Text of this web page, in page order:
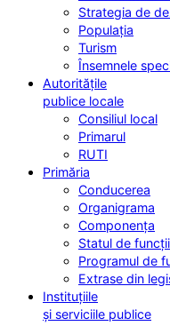
Strategia de
Populația
Turism
Însemnele
Autoritățile
publice locale
Consiliul local
Primarul
RUTI
Primăria
Conducerea
Organigrama
Componența
Statul de funcții
Programul de
Extrase din
Instituțiile
și serviciile publice